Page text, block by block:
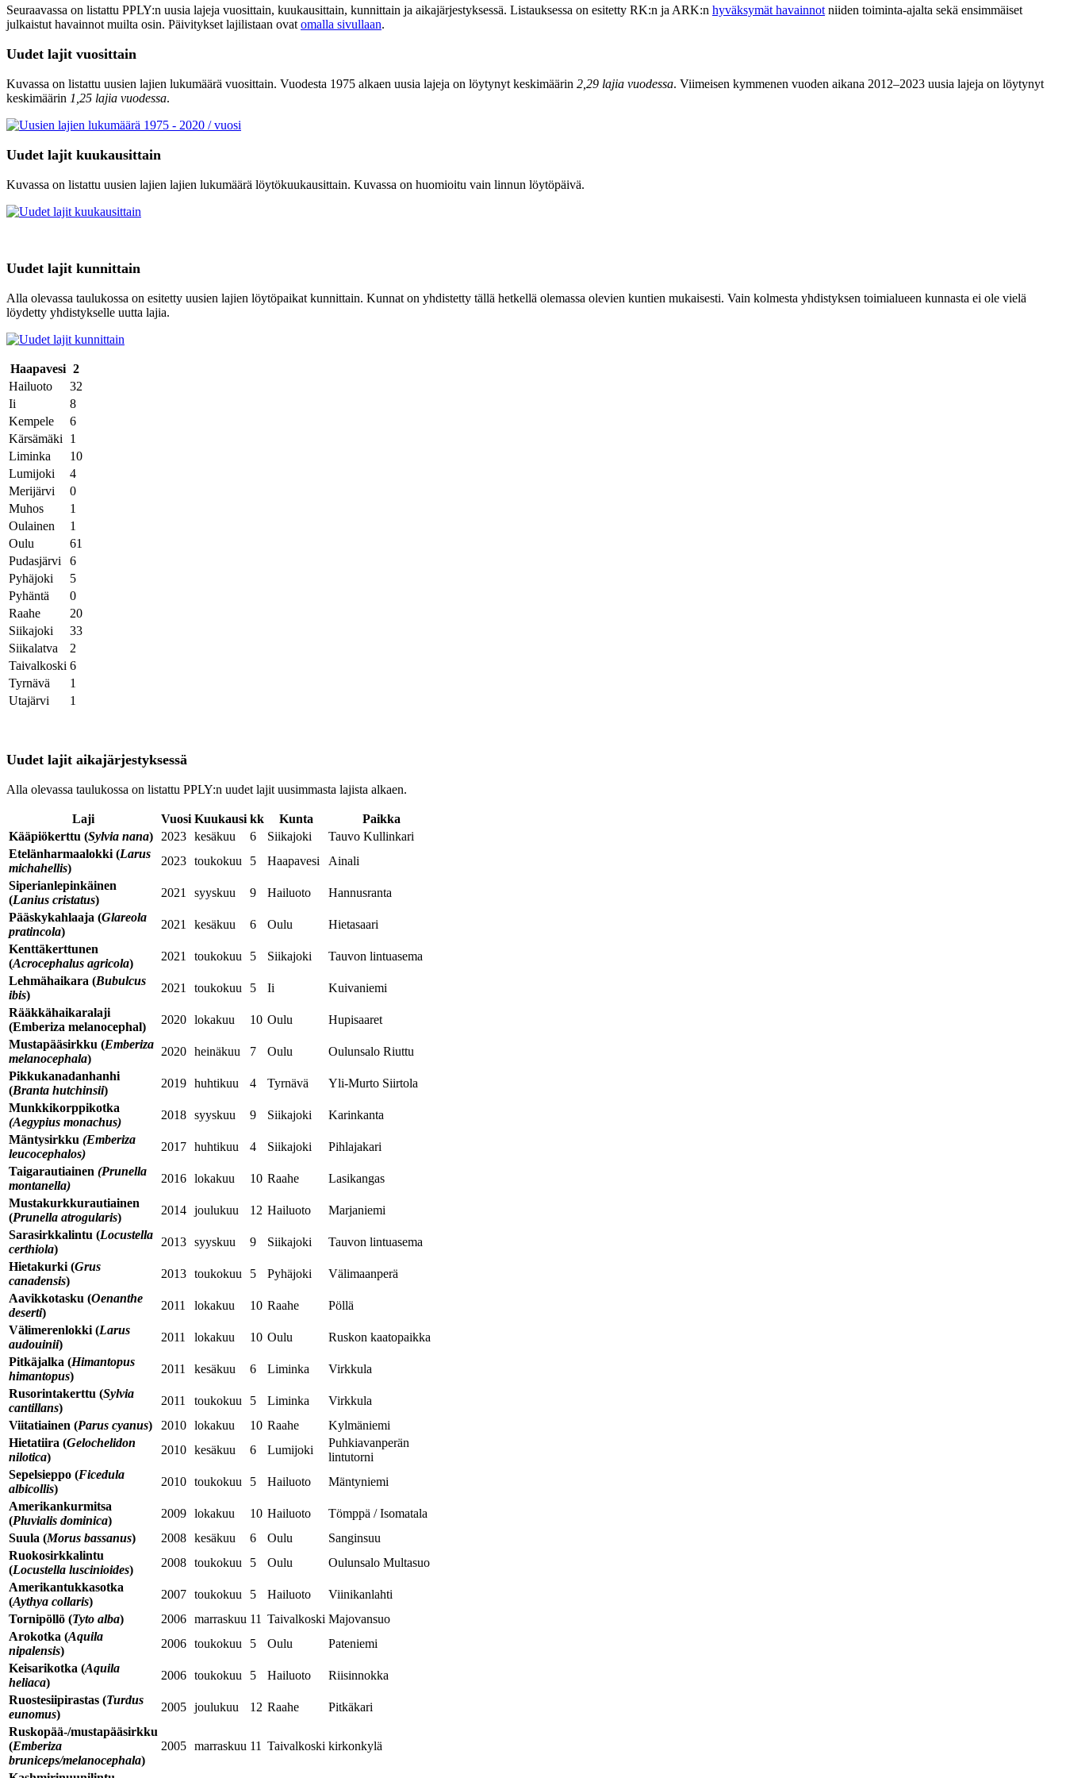
Seuraavassa on listattu PPLY:n uusia lajeja vuosittain, kuukausittain, kunnittain ja aikajärjestyksessä. Listauksessa on esitetty RK:n ja ARK:n hyväksymät havainnot niiden toiminta-ajalta sekä ensimmäiset
julkaistut havainnot muilta osin. Päivitykset lajilistaan ovat omalla sivullaan.
Uudet lajit vuosittain
Kuvassa on listattu uusien lajien lukumäärä vuosittain. Vuodesta 1975 alkaen uusia lajeja on löytynyt keskimäärin 2,29 lajia vuodessa. Viimeisen kymmenen vuoden aikana 2012–2023 uusia lajeja on löytynyt
keskimäärin 1,25 lajia vuodessa.
Uudet lajit kuukausittain
Kuvassa on listattu uusien lajien lajien lukumäärä löytökuukausittain. Kuvassa on huomioitu vain linnun löytöpäivä.
Uudet lajit kunnittain
Alla olevassa taulukossa on esitetty uusien lajien löytöpaikat kunnittain. Kunnat on yhdistetty tällä hetkellä olemassa olevien kuntien mukaisesti. Vain kolmesta yhdistyksen toimialueen kunnasta ei ole vielä
löydetty yhdistykselle uutta lajia.
Haapavesi 2
Hailuoto
32
Ii
8
Kempele
6
Kärsämäki
1
Liminka
10
Lumijoki
4
Merijärvi
0
Muhos
1
Oulainen
1
Oulu
61
Pudasjärvi
6
Pyhäjoki
5
Pyhäntä
0
Raahe
20
Siikajoki
33
Siikalatva
2
Taivalkoski 6
Tyrnävä
1
Utajärvi
1
Uudet lajit aikajärjestyksessä
Alla olevassa taulukossa on listattu PPLY:n uudet lajit uusimmasta lajista alkaen.
Laji Vuosi Kuukausi kk Kunta
Paikka
Kääpiökerttu (Sylvia nana) 2023 kesäkuu 6 Siikajoki
Tauvo Kullinkari
Etelänharmaalokki (Larus
michahellis)
2023 toukokuu 5 Haapavesi
Ainali
Siperianlepinkäinen
(Lanius cristatus)
2021 syyskuu 9 Hailuoto
Hannusranta
Pääskykahlaaja (Glareola
pratincola)
2021 kesäkuu 6 Oulu
Hietasaari
Kenttäkerttunen
(Acrocephalus agricola)
2021 toukokuu 5 Siikajoki
Tauvon lintuasema
Lehmähaikara (Bubulcus
ibis)
2021 toukokuu 5 Ii
Kuivaniemi
Rääkkähaikaralaji
(Emberiza melanocephal)
2020 lokakuu 10 Oulu
Hupisaaret
Mustapääsirkku (Emberiza
melanocephala)
2020 heinäkuu 7 Oulu
Oulunsalo Riuttu
Pikkukanadanhanhi
(Branta hutchinsii)
2019 huhtikuu 4 Tyrnävä
Yli-Murto Siirtola
Munkkikorppikotka
(Aegypius monachus)
2018 syyskuu 9 Siikajoki
Karinkanta
Mäntysirkku (Emberiza
leucocephalos)
2017 huhtikuu 4 Siikajoki
Pihlajakari
Taigarautiainen (Prunella
montanella)
2016 lokakuu 10 Raahe
Lasikangas
Mustakurkkurautiainen
(Prunella atrogularis)
2014 joulukuu 12 Hailuoto
Marjaniemi
Sarasirkkalintu (Locustella
certhiola)
2013 syyskuu 9 Siikajoki
Tauvon lintuasema
Hietakurki (Grus
canadensis)
2013 toukokuu 5 Pyhäjoki
Välimaanperä
Aavikkotasku (Oenanthe
deserti)
2011 lokakuu 10 Raahe
Pöllä
Välimerenlokki (Larus
audouinii)
2011 lokakuu 10 Oulu
Ruskon kaatopaikka
Pitkäjalka (Himantopus
himantopus)
2011 kesäkuu 6 Liminka
Virkkula
Rusorintakerttu (Sylvia
cantillans)
2011 toukokuu 5 Liminka
Virkkula
Viitatiainen (Parus cyanus) 2010 lokakuu 10 Raahe
Kylmäniemi
Hietatiira (Gelochelidon
nilotica)
2010 kesäkuu 6 Lumijoki
Puhkiavanperän
lintutorni
Sepelsieppo (Ficedula
albicollis)
2010 toukokuu 5 Hailuoto
Mäntyniemi
Amerikankurmitsa
(Pluvialis dominica)
2009 lokakuu 10 Hailuoto
Tömppä / Isomatala
Suula (Morus bassanus) 2008 kesäkuu 6 Oulu
Sanginsuu
Ruokosirkkalintu
(Locustella luscinioides)
2008 toukokuu 5 Oulu
Oulunsalo Multasuo
Amerikantukkasotka
(Aythya collaris)
2007 toukokuu 5 Hailuoto
Viinikanlahti
Tornipöllö (Tyto alba) 2006 marraskuu 11 Taivalkoski Majovansuo
Arokotka (Aquila
nipalensis)
2006 toukokuu 5 Oulu
Pateniemi
Keisarikotka (Aquila
heliaca)
2006 toukokuu 5 Hailuoto
Riisinnokka
Ruostesiipirastas (Turdus
eunomus)
2005 joulukuu 12 Raahe
Pitkäkari
Ruskopää-/mustapääsirkku
(Emberiza
bruniceps/melanocephala)
2005 marraskuu 11 Taivalkoski kirkonkylä